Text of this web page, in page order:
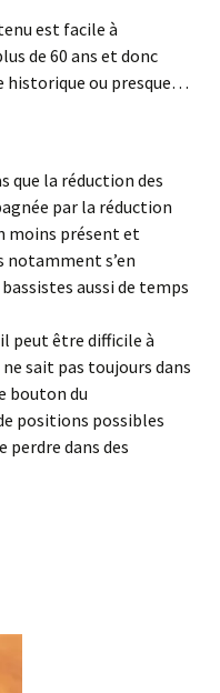
est facile à
de 60 ans et donc
historique ou presque…
que la réduction des
par la réduction
moins présent et
notamment s’en
aussi de temps
peut être difficile à
sait pas toujours dans
bouton du
positions possibles
dans des